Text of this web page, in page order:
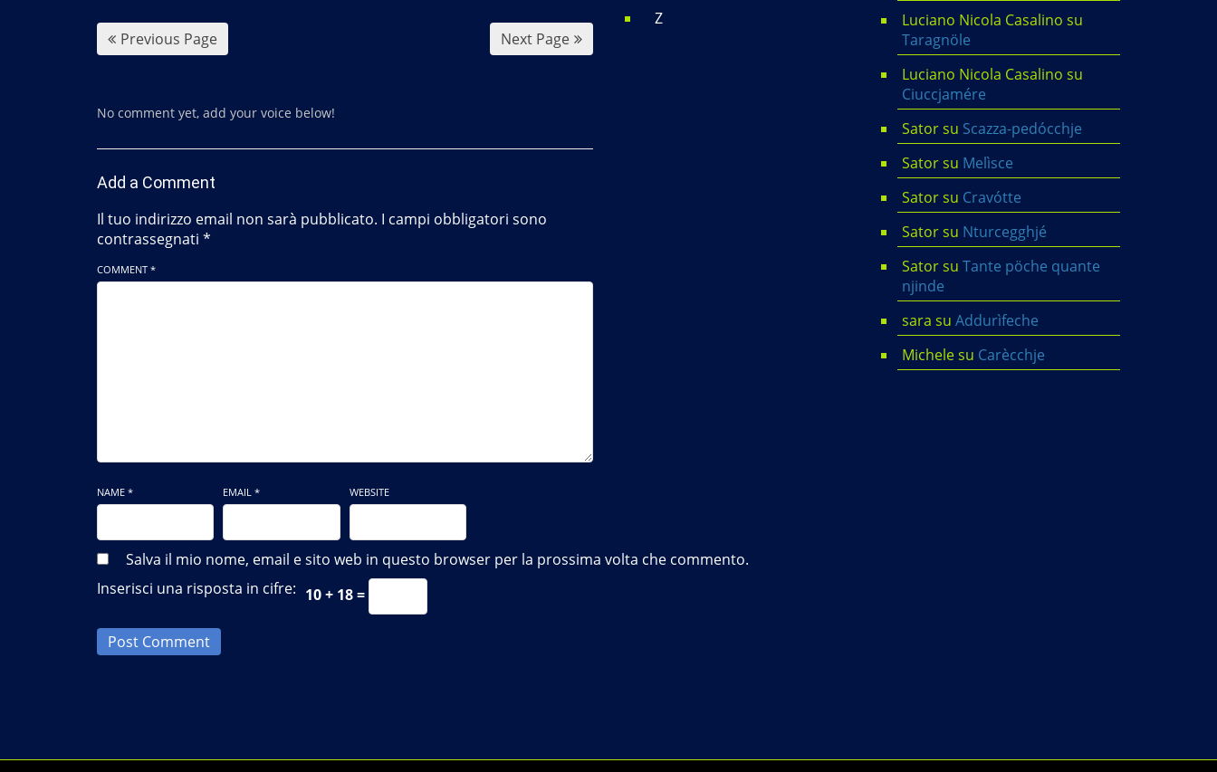
o
k
Previous Page Next Page
No comment yet, add your voice below!
Add a Comment
Il tuo indirizzo email non sarà pubblicato. I campi obbligatori sono
contrassegnati *
COMMENT *
NAME * EMAIL * WEBSITE
Salva il mio nome, email e sito web in questo browser per la prossima volta che commento.
Inserisci una risposta in cifre: 10 + 18 =
Post Comment
Z
Luciano Nicola Casalino su
Taragnöle
Luciano Nicola Casalino su
Ciuccjamére
Satorsu Scazza-pedócchje
Satorsu Melìsce
Satorsu Cravótte
Satorsu Nturcegghjé
Satorsu Tante pöche quante
njinde
sara su Addurìfeche
Michelesu Carècchje